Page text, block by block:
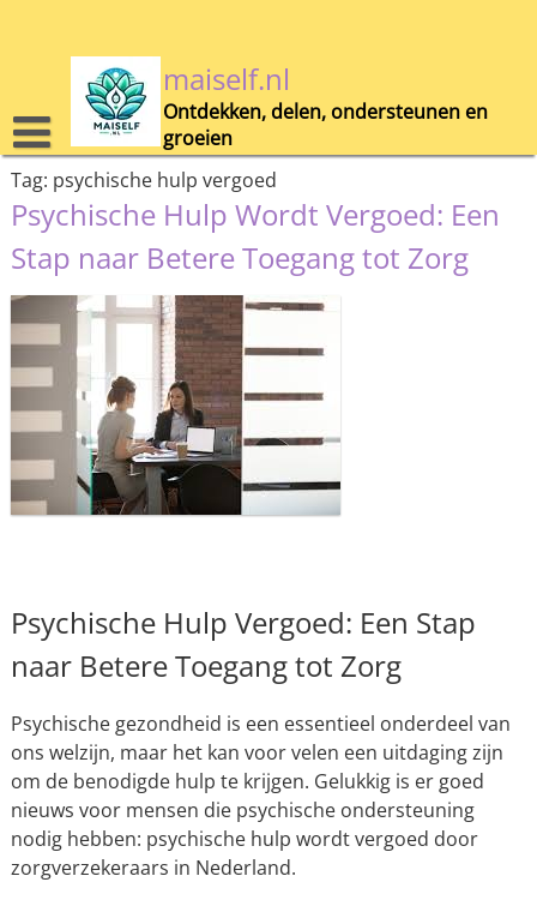
maiself.nl
Ontdekken, delen, ondersteunen en
groeien
Tag: psychische hulp vergoed
Psychische Hulp Wordt Vergoed: Een
Stap naar Betere Toegang tot Zorg
Psychische Hulp Vergoed: Een Stap
naar Betere Toegang tot Zorg
Psychische gezondheid is een essentieel onderdeel van
ons welzijn, maar het kan voor velen een uitdaging zijn
om de benodigde hulp te krijgen. Gelukkig is er goed
nieuws voor mensen die psychische ondersteuning
nodig hebben: psychische hulp wordt vergoed door
zorgverzekeraars in Nederland.